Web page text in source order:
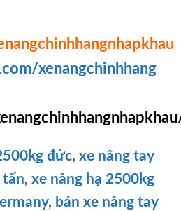
xenangchinhhang
đức, xe nâng tay
tấn, xe nâng hạ 2500kg
, bán xe nâng tay